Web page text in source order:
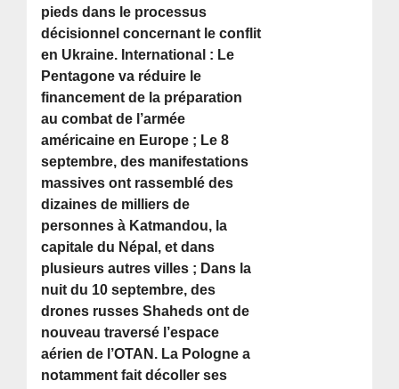
pieds dans le processus
décisionnel concernant le conflit
en Ukraine. International : Le
Pentagone va réduire le
financement de la préparation
au combat de l’armée
américaine en Europe ; Le 8
septembre, des manifestations
massives ont rassemblé des
dizaines de milliers de
personnes à Katmandou, la
capitale du Népal, et dans
plusieurs autres villes ; Dans la
nuit du 10 septembre, des
drones russes Shaheds ont de
nouveau traversé l’espace
aérien de l’OTAN. La Pologne a
notamment fait décoller ses